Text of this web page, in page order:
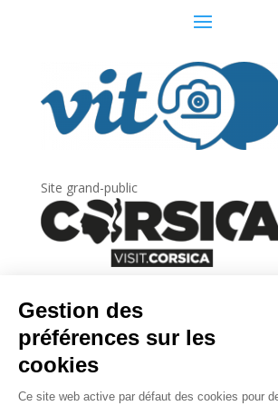
Site grand-public
Newsletter
Inscrivez-vous àla lettre d’information
l’Agence du tourisme de la Corse.